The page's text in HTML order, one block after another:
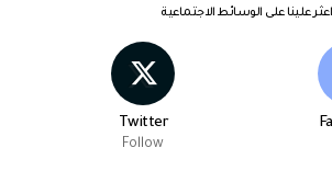
اعثر علينا على الوسائط الاجتماعية
Twitter
Follow